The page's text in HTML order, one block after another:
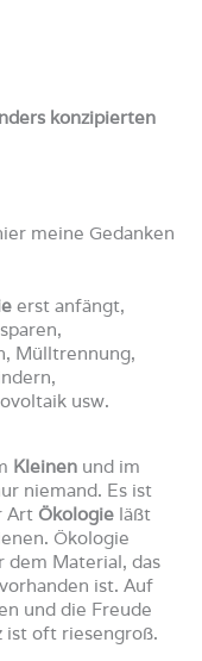
konzipierten
meine Gedanken
erst anfängt,
Mülltrennung,
usw.
Kleinen und im
niemand. Es ist
Art Ökologie läßt
Ökologie
dem Material, das
ist. Auf
und die Freude
ist oft riesengroß.